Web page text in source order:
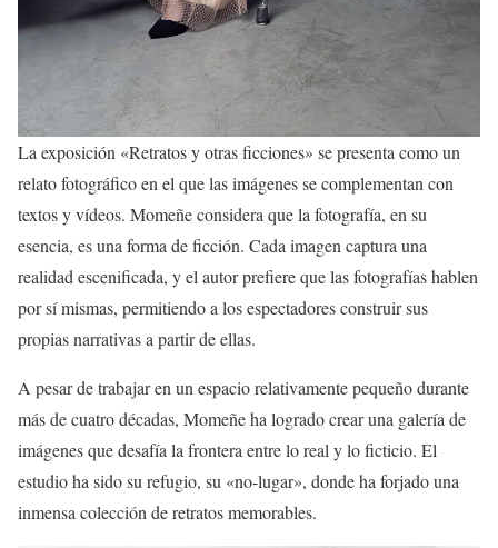
La exposición «Retratos y otras ficciones» se presenta como un
relato fotográfico en el que las imágenes se complementan con
textos y vídeos. Momeñe considera que la fotografía, en su
esencia, es una forma de ficción. Cada imagen captura una
realidad escenificada, y el autor prefiere que las fotografías hablen
por sí mismas, permitiendo a los espectadores construir sus
propias narrativas a partir de ellas.
A pesar de trabajar en un espacio relativamente pequeño durante
más de cuatro décadas, Momeñe ha logrado crear una galería de
imágenes que desafía la frontera entre lo real y lo ficticio. El
estudio ha sido su refugio, su «no-lugar», donde ha forjado una
inmensa colección de retratos memorables.